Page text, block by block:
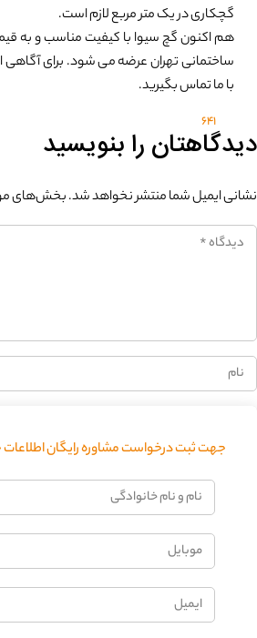
گچکاری در یک متر مربع لازم است.
هم اکنون گچ سیوا با کیفیت مناسب و به
ساختمانی تهران عرضه می شود. برای
با ما تماس بگیرید.
641
دیدگاهتان را بنویسید
نشانی ایمیل شما منتشر نخواهد شد.بخش‌های
جهت ثبت درخواست مشاوره رایگان اطلاعات
نام
و
خانوادگی
موبایل
ایمیل